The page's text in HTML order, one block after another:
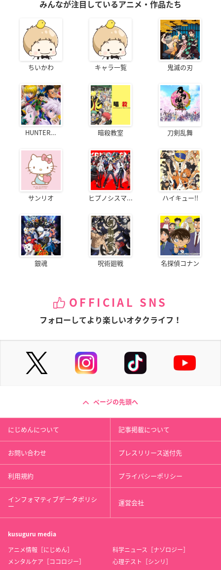
みんなが注目しているアニメ・作品たち
ちいかわ キャラ一覧 鬼滅の刃
HUNTER... 暗殺教室 刀剣乱舞
サンリオ ヒプノシスマ... ハイキュー!!
銀魂 呪術廻戦 名探偵コナン
OFFICIAL SNS
フォローしてより楽しいオタクライフ！
ページの先頭へ
にじめんについて 記事掲載について
お問い合わせ プレスリリース送付先
利用規約 プライバシーポリシー
インフォマティブデータポリシ
ー 運営会社
kusuguru media
アニメ情報［にじめん］
科学ニュース［ナゾロジー］
メンタルケア［ココロジー］
心理テスト［シンリ］